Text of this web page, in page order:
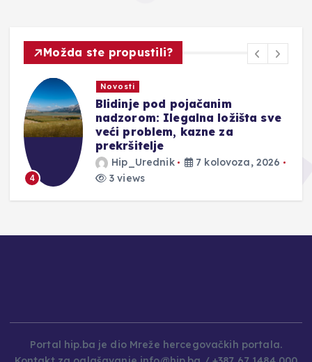
Možda ste propustili?
4
Novosti
Blidinje pod pojačanim
nadzorom: Ilegalna ložišta sve
veći problem, kazne za
prekršitelje
Hip_Urednik
7 kolovoza, 2026
3 views
Portal hip.ba je dio Mreže hercegovačkih portala.